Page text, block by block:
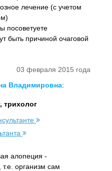
лечение (с учетом
посоветуете
быть причиной очаговой
03 февраля 2015 года
Владимировна:
трихолог
алопеция -
организм сам